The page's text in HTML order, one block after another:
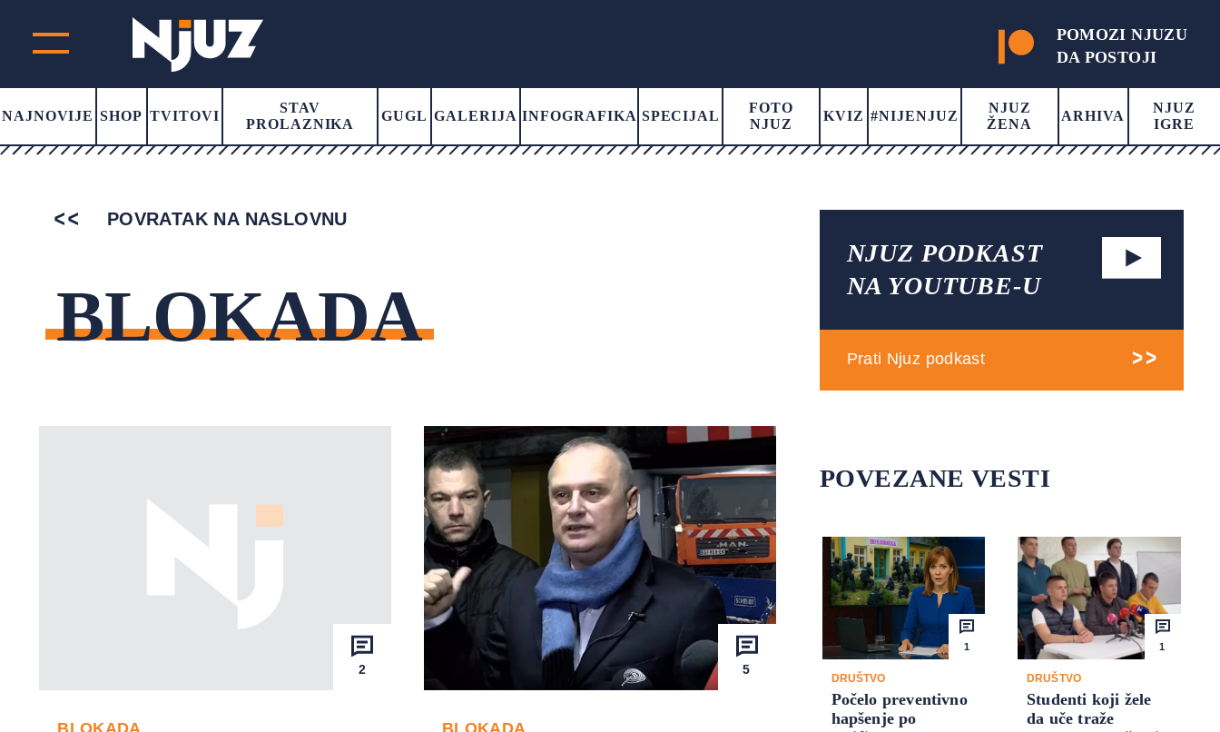
POMOZI NJUZU
DA POSTOJI
NAJNOVIJE SHOP TVITOVI
STAV
PROLAZNIKA
GUGL GALERIJA INFOGRAFIKA SPECIJAL
FOTO
NJUZ
KVIZ #NIJENJUZ
NJUZ
ŽENA
ARHIVA
NJUZ
IGRE
POVRATAK NA NASLOVNU
BLOKADA
2
BLOKADA
5
BLOKADA
NJUZ PODKAST
NA YOUTUBE-U
Prati Njuz podkast
POVEZANE VESTI
1
DRUŠTVO
Počelo preventivno
hapšenje po
1
DRUŠTVO
Studenti koji žele
da uče traže